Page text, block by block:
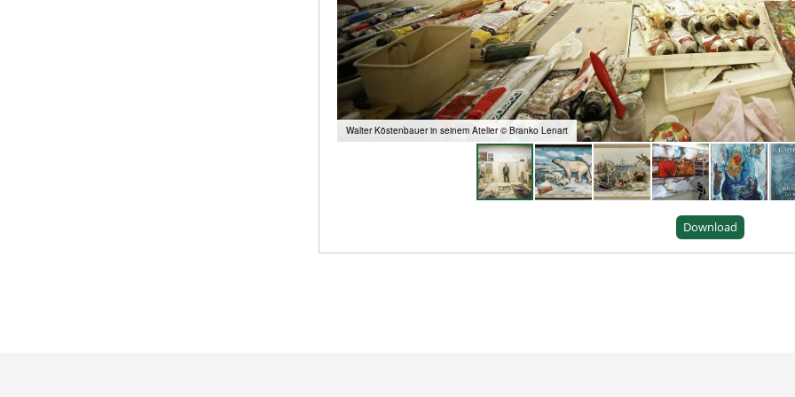
Walter Köstenbauer in seinem Atelier © Branko Lenart
Download